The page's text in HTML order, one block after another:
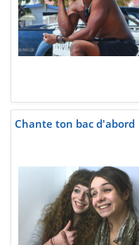
Chante ton bac d'abord